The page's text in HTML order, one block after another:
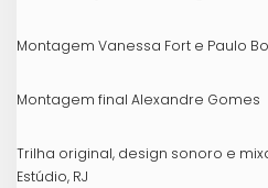
Montagem Vanessa Fort e Paulo
Montagem final Alexandre Gomes
Trilha original, design sonoro e
Estúdio, RJ